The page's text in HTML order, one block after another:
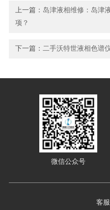
上一篇： 岛津液相维修：岛津
项？
下一篇：二手沃特世液相色谱
客
微信公众号